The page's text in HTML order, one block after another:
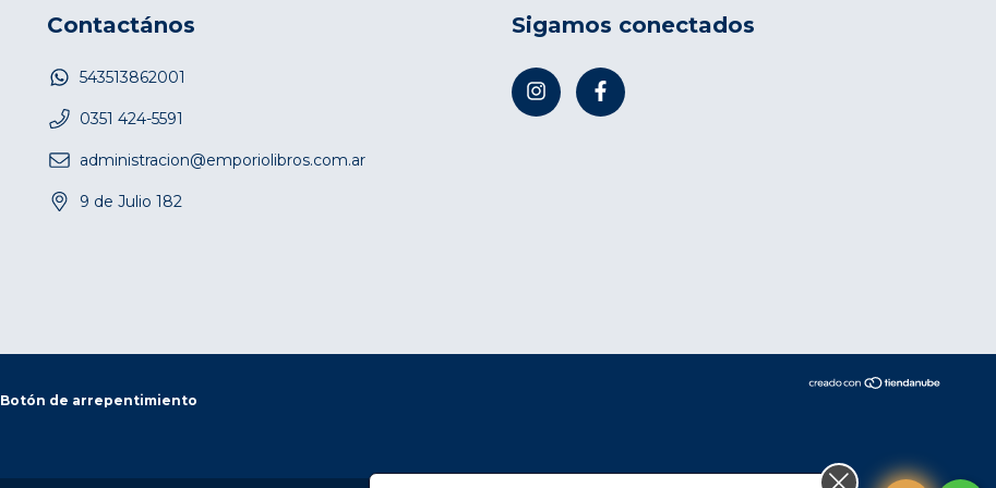
Contactános
543513862001
0351 424-5591
administracion@emporiolibros.com.ar
9 de Julio 182
Sigamos conectados
Botón de arrepentimiento